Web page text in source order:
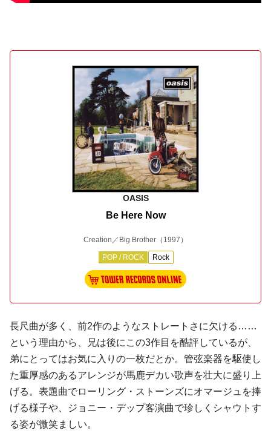
OASIS
Be Here Now
Creation／Big Brother （1997）
POP / ROCK Rock
長尺曲が多く、前2作のようなストレートさに欠ける……
という理由から、兄は後にこの3作目を酷評しているが、
弟にとってはお気に入りの一枚だとか。管弦楽器を駆使し
た重厚感のあるアレンジが馬鹿デカい歌声を壮大に盛り上
げる。表題曲でローリング・ストーンズにオマージュを捧
げる様子や、ジョニー・デップ客演曲で珍しくシャウトす
る姿が微笑ましい。